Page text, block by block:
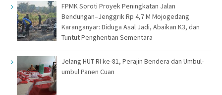
FPMK Soroti Proyek Peningkatan Jalan
Bendungan–Jenggrik Rp 4,7 M Mojogedang
Karanganyar: Diduga Asal Jadi, Abaikan K3, dan
Tuntut Penghentian Sementara
Jelang HUT RI ke-81, Perajin Bendera dan Umbul-
umbul Panen Cuan